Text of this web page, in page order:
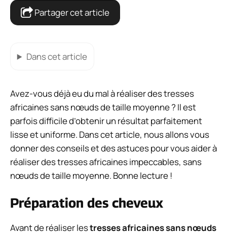
Partager cet article
Dans cet article
Avez-vous déjà eu du mal à réaliser des tresses
africaines sans nœuds de taille moyenne ? Il est
parfois difficile d’obtenir un résultat parfaitement
lisse et uniforme. Dans cet article, nous allons vous
donner des conseils et des astuces pour vous aider à
réaliser des tresses africaines impeccables, sans
nœuds de taille moyenne. Bonne lecture !
Préparation des cheveux
Avant de réaliser lestresses africaines sans nœuds